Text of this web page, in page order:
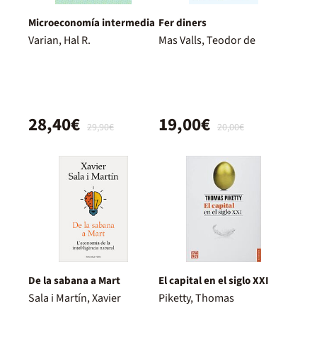
Microeconomía intermedia
Varian, Hal R.
29,90€
28,40€
Fer diners
Mas Valls, Teodor de
20,00€
19,00€
De la sabana a Mart
Sala i Martín, Xavier
El capital en el siglo XXI
Piketty, Thomas